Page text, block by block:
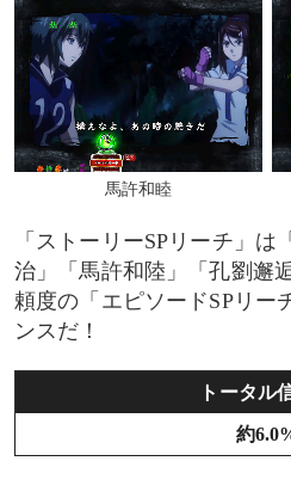
馬許和睦
「ストーリーSPリーチ」
治」「馬許和陸」「孔劉邂
頼度の「エピソードSPリー
ンスだ！
トータル
約